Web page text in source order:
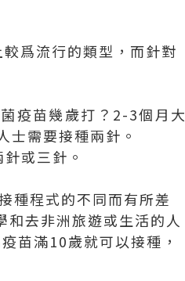
爲流行的類型，而針對
疫苗幾歲打？2-3個月大
需要接種兩針。
或三針。
種程式的不同而有所差
去非洲旅遊或生活的人
苗滿10歲就可以接種，